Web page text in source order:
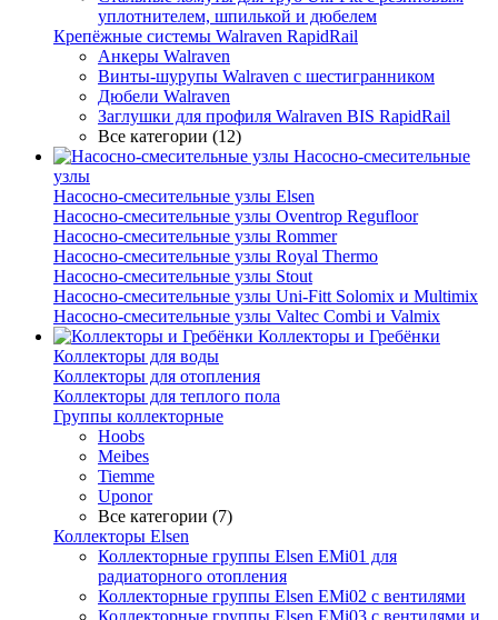
уплотнителем, шпилькой и дюбелем
Крепёжные системы Walraven RapidRail
Анкеры Walraven
Винты-шурупы Walraven с шестигранником
Дюбели Walraven
Заглушки для профиля Walraven BIS RapidRail
Все категории (12)
Насосно-смесительные
узлы
Насосно-смесительные узлы Elsen
Насосно-смесительные узлы Oventrop Regufloor
Насосно-смесительные узлы Rommer
Насосно-смесительные узлы Royal Thermo
Насосно-смесительные узлы Stout
Насосно-смесительные узлы Uni-Fitt Solomix и Multimix
Насосно-смесительные узлы Valtec Combi и Valmix
Коллекторы и Гребёнки
Коллекторы для воды
Коллекторы для отопления
Коллекторы для теплого пола
Группы коллекторные
Hoobs
Meibes
Tiemme
Uponor
Все категории (7)
Коллекторы Elsen
Коллекторные группы Elsen EMi01 для
радиаторного отопления
Коллекторные группы Elsen EMi02 с вентилями
Коллекторные группы Elsen EMi03 с вентилями и